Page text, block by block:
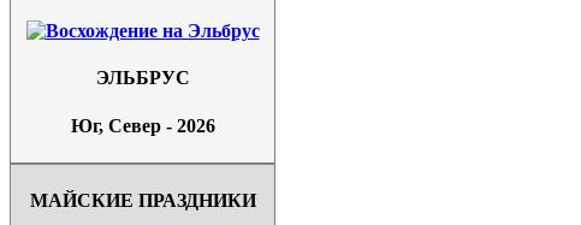
ЭЛЬБРУС
Юг, Север - 2026
МАЙСКИЕ ПРАЗДНИКИ